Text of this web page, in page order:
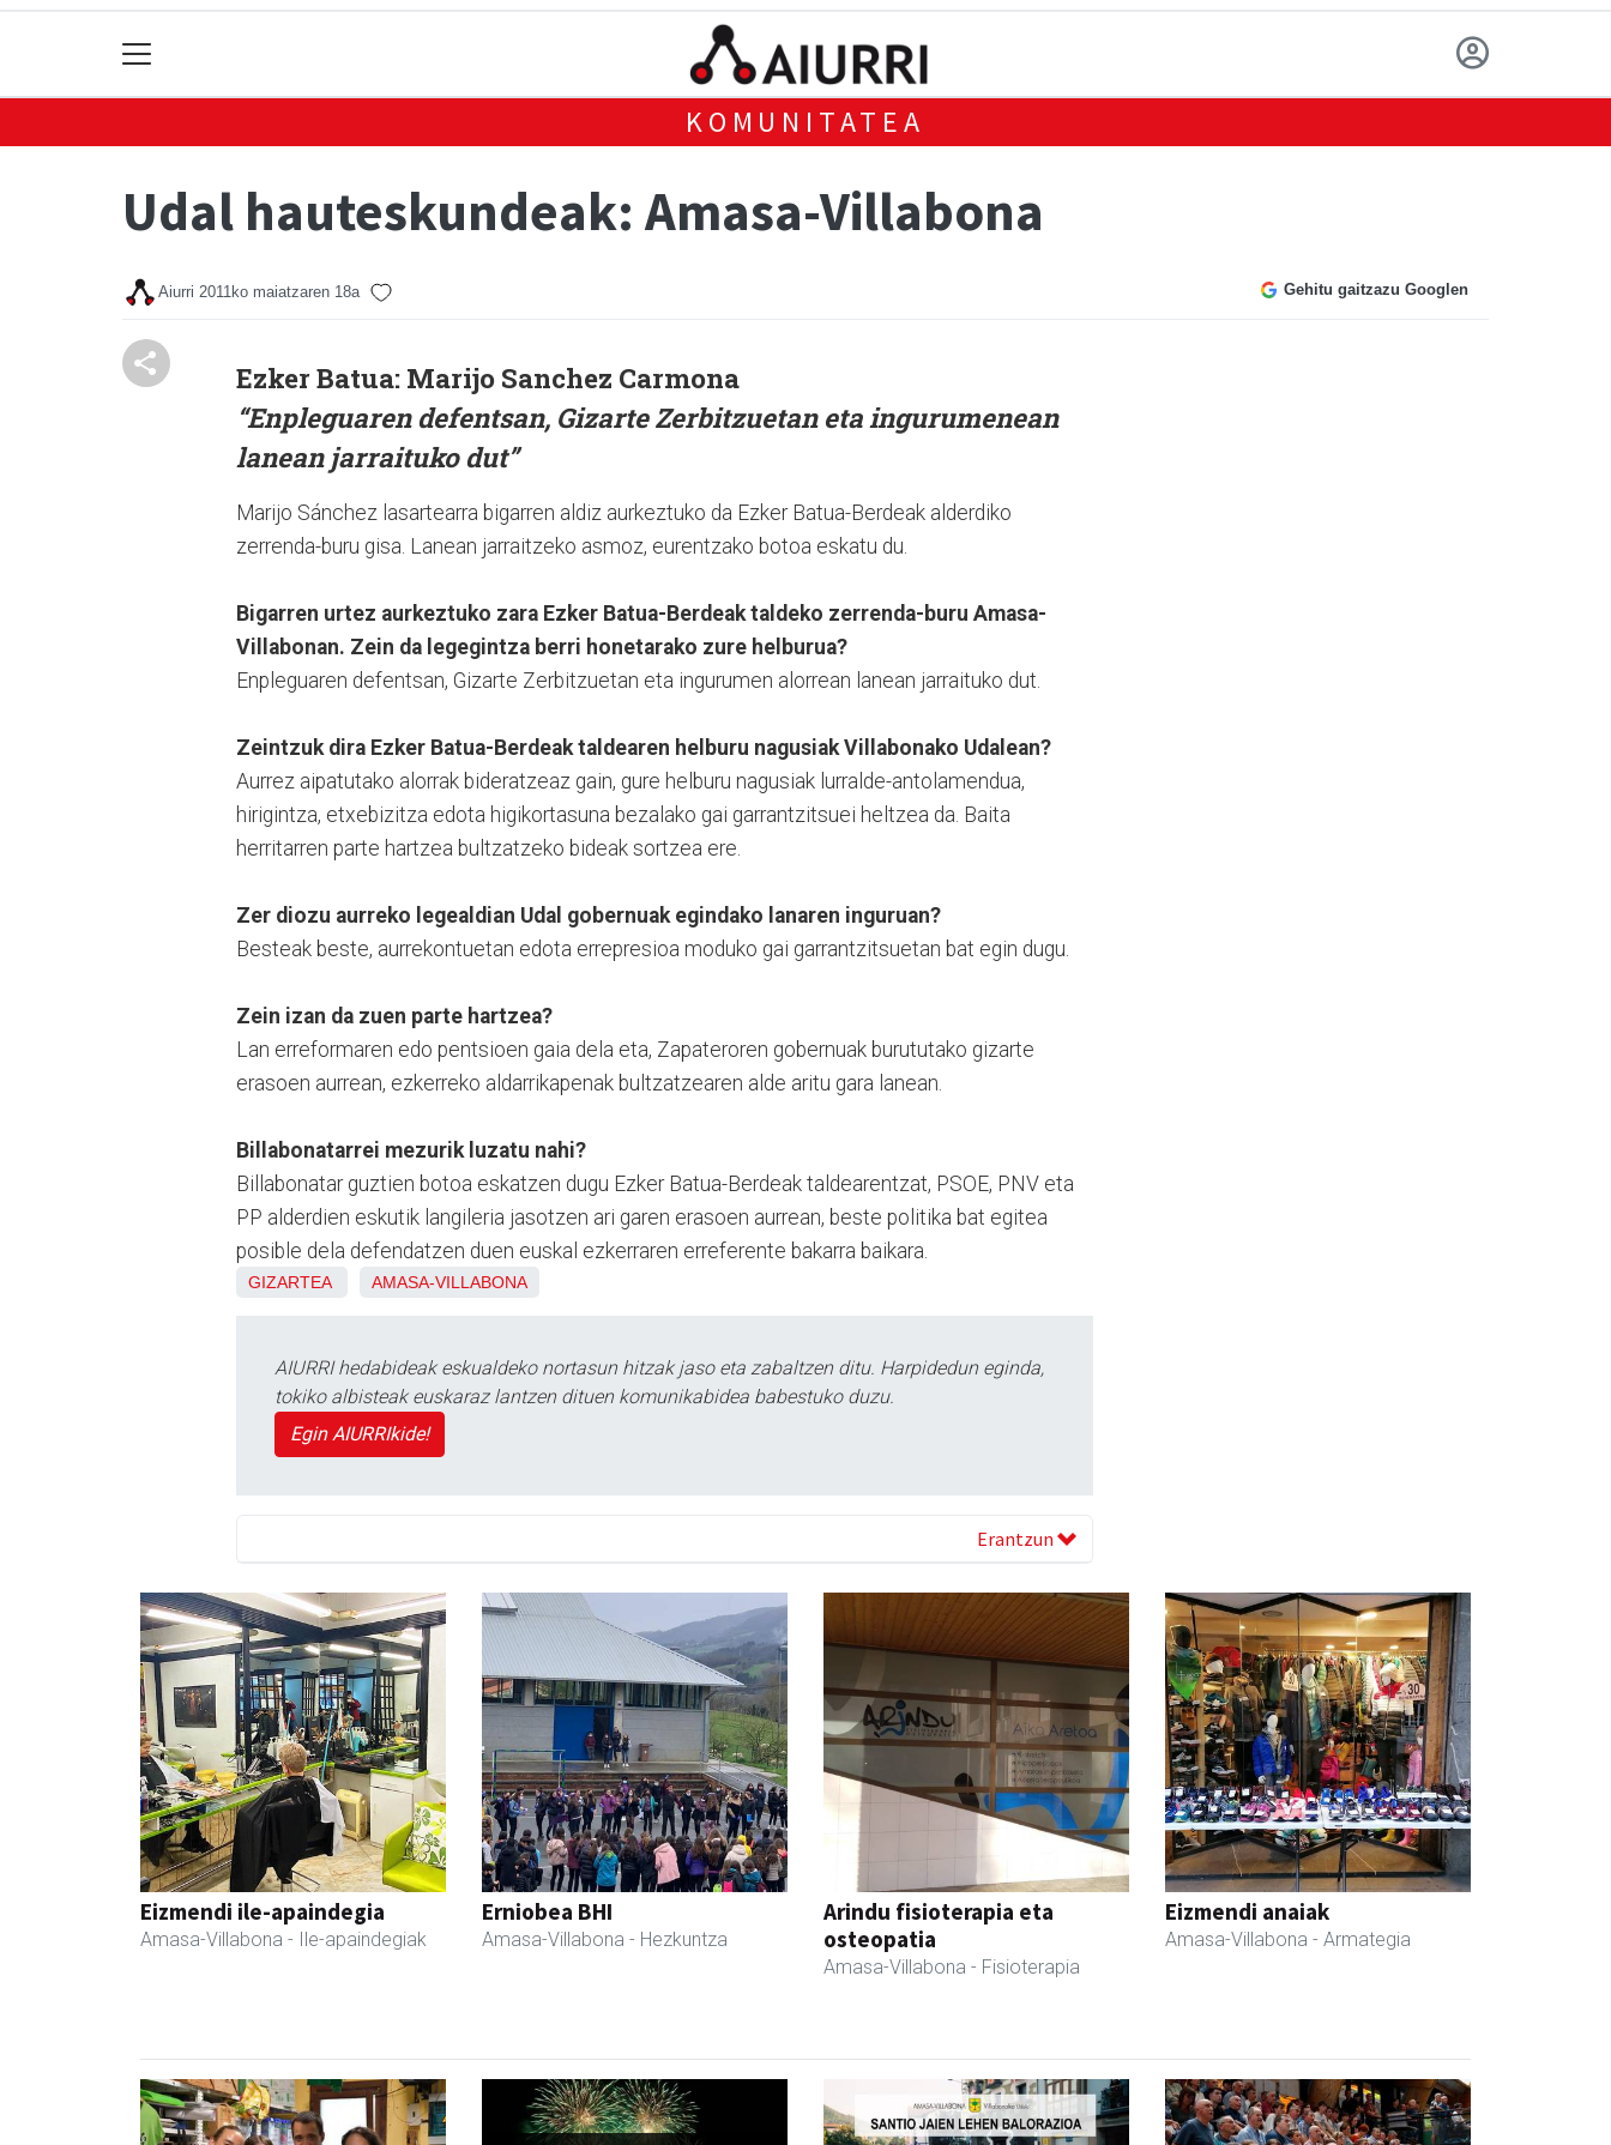
KOMUNITATEA
Udal hauteskundeak: Amasa-Villabona
Aiurri 2011ko maiatzaren 18a Gehitu gaitzazu Googlen
Ezker Batua: Marijo Sanchez Carmona
“Enpleguaren defentsan, Gizarte Zerbitzuetan eta ingurumenean
lanean jarraituko dut”
Marijo Sánchez lasartearra bigarren aldiz aurkeztuko da Ezker Batua-Berdeak alderdiko
zerrenda-buru gisa. Lanean jarraitzeko asmoz, eurentzako botoa eskatu du.
Bigarren urtez aurkeztuko zara Ezker Batua-Berdeak taldeko zerrenda-buru Amasa-
Villabonan. Zein da legegintza berri honetarako zure helburua?
Enpleguaren defentsan, Gizarte Zerbitzuetan eta ingurumen alorrean lanean jarraituko dut.
Zeintzuk dira Ezker Batua-Berdeak taldearen helburu nagusiak Villabonako Udalean?
Aurrez aipatutako alorrak bideratzeaz gain, gure helburu nagusiak lurralde-antolamendua,
hirigintza, etxebizitza edota higikortasuna bezalako gai garrantzitsuei heltzea da. Baita
herritarren parte hartzea bultzatzeko bideak sortzea ere.
Zer diozu aurreko legealdian Udal gobernuak egindako lanaren inguruan?
Besteak beste, aurrekontuetan edota errepresioa moduko gai garrantzitsuetan bat egin dugu.
Zein izan da zuen parte hartzea?
Lan erreformaren edo pentsioen gaia dela eta, Zapateroren gobernuak burututako gizarte
erasoen aurrean, ezkerreko aldarrikapenak bultzatzearen alde aritu gara lanean.
Billabonatarrei mezurik luzatu nahi?
Billabonatar guztien botoa eskatzen dugu Ezker Batua-Berdeak taldearentzat, PSOE, PNV eta
PP alderdien eskutik langileria jasotzen ari garen erasoen aurrean, beste politika bat egitea
posible dela defendatzen duen euskal ezkerraren erreferente bakarra baikara.
GIZARTEA AMASA-VILLABONA
AIURRI hedabideak eskualdeko nortasun hitzak jaso eta zabaltzen ditu. Harpidedun eginda,
tokiko albisteak euskaraz lantzen dituen komunikabidea babestuko duzu.
Egin AIURRIkide!
Erantzun
Eizmendi ile-apaindegia
Amasa-Villabona - Ile-apaindegiak
Erniobea BHI
Amasa-Villabona - Hezkuntza
Arindu fisioterapia eta
osteopatia
Amasa-Villabona - Fisioterapia
Eizmendi anaiak
Amasa-Villabona - Armategia